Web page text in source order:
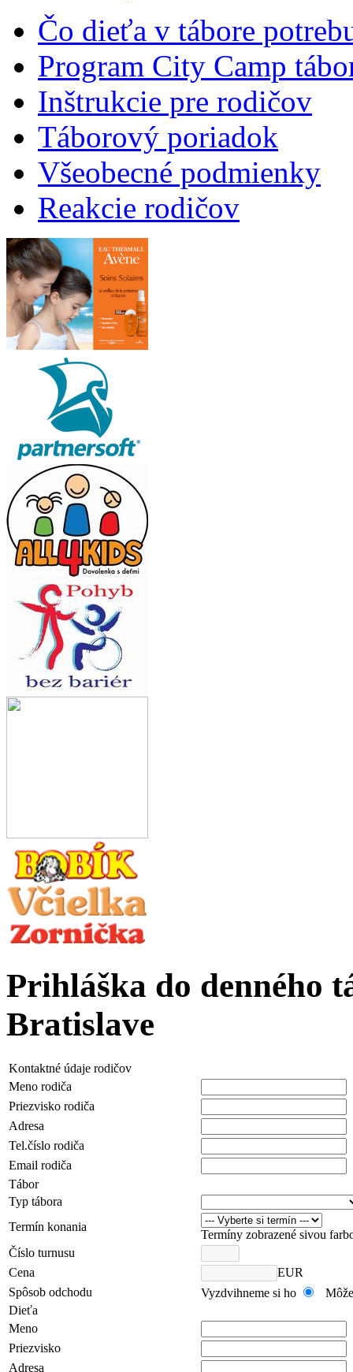
Čo dieťa v tábore
Program City Camp
Inštrukcie pre rodičov
Táborový poriadok
Všeobecné podmienky
Reakcie rodičov
Prihláška do denného
Bratislave
Kontaktné údaje rodičov
Meno rodiča
Priezvisko rodiča
Adresa
Tel.číslo rodiča
Email rodiča
Tábor
Typ tábora
Termín konania
Termíny zobrazené sivou
Číslo turnusu
Cena
EUR
Spôsob odchodu
Vyzdvihneme si ho
Dieťa
Meno
Priezvisko
Adresa